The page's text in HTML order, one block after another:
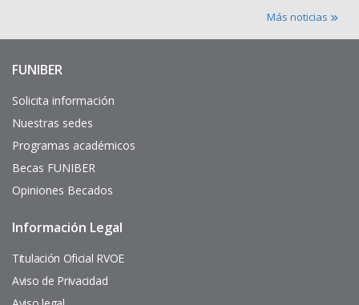
Más noticias
Enlaces
interés
FUNIBER
Solicita información
Nuestras sedes
Programas académicos
Becas FUNIBER
Opiniones Becados
Pie
página
Información Legal
Titulación Oficial RVOE
Aviso de Privacidad